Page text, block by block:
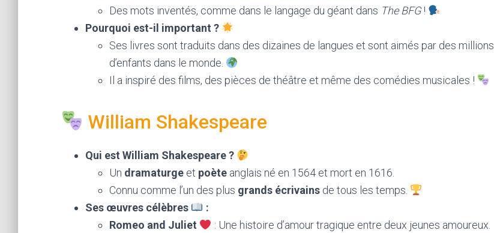
Des mots inventés, comme dans le langage du géant dans The BFG!
Pourquoi est-il important ?
Ses livres sont traduits dans des dizaines de langues et sont aimés par des millions
d’enfants dans le monde.
Il a inspiré des films, des pièces de théâtre et même des comédies musicales !
William Shakespeare
Qui est William Shakespeare ?
Un dramaturge et poète anglais né en 1564 et mort en 1616.
Connu comme l’un des plus grands écrivains de tous les temps.
Ses œuvres célèbres
:
Romeo and Juliet
: Une histoire d’amour tragique entre deux jeunes amoureux.